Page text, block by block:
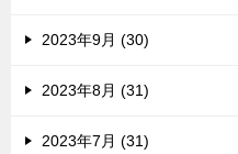
2023年9月 (30)
2023年8月 (31)
2023年7月 (31)